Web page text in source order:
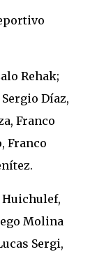
Rehak;
Díaz,
Franco
Franco
Huichulef,
Molina
Sergi,